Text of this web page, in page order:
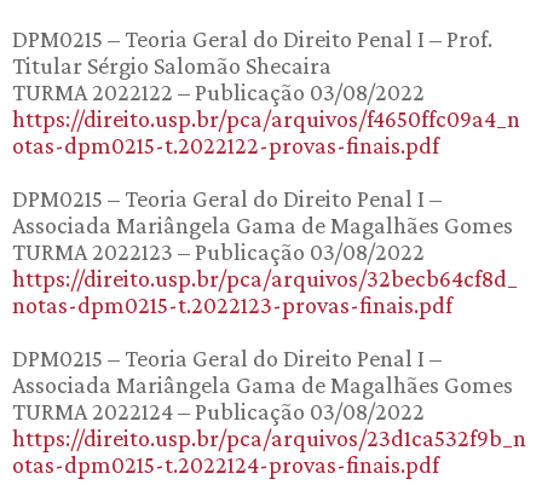
DPM0215 – Teoria Geral do Direito Penal I – Prof.
Titular Sérgio Salomão Shecaira
TURMA 2022122 – Publicação 03/08/2022
https://direito.usp.br/pca/arquivos/f4650ffc09a4_n
otas-dpm0215-t.2022122-provas-finais.pdf
DPM0215 – Teoria Geral do Direito Penal I –
Associada Mariângela Gama de Magalhães Gomes
TURMA 2022123 – Publicação 03/08/2022
https://direito.usp.br/pca/arquivos/32becb64cf8d_
notas-dpm0215-t.2022123-provas-finais.pdf
DPM0215 – Teoria Geral do Direito Penal I –
Associada Mariângela Gama de Magalhães Gomes
TURMA 2022124 – Publicação 03/08/2022
https://direito.usp.br/pca/arquivos/23d1ca532f9b_n
otas-dpm0215-t.2022124-provas-finais.pdf